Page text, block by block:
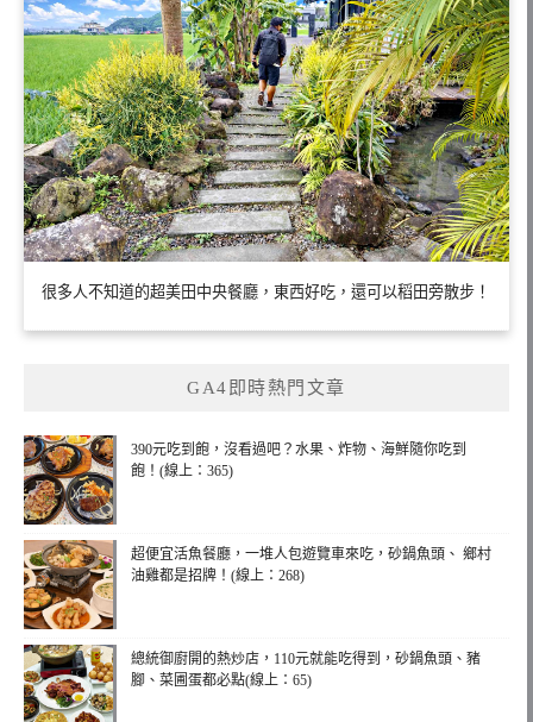
很多人不知道的超美田中央餐廳，東西好吃，還可以稻田旁散步！
GA4即時熱門文章
390元吃到飽，沒看過吧？水果、炸物、海鮮隨你吃到
飽！(線上：365)
超便宜活魚餐廳，一堆人包遊覽車來吃，砂鍋魚頭、 鄉村
油雞都是招牌！(線上：268)
總統御廚開的熱炒店，110元就能吃得到，砂鍋魚頭、豬
腳、菜圃蛋都必點(線上：65)